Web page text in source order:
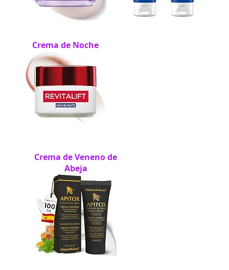
Crema de Noche
Crema de Veneno de
Abeja